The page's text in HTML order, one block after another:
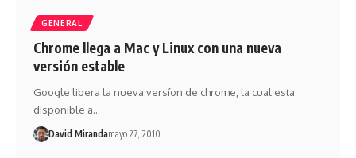
GENERAL
Chrome llega a Mac y Linux con una nueva
versión estable
Google libera la nueva versíon de chrome, la cual esta
disponible a…
David Mirandamayo 27, 2010